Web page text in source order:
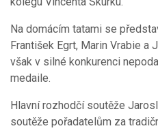
Na domácím tatami se
František Egrt, Marin Vrabie a
však v silné konkurenci
medaile.
Hlavní rozhodčí soutěže
soutěže pořadatelům za